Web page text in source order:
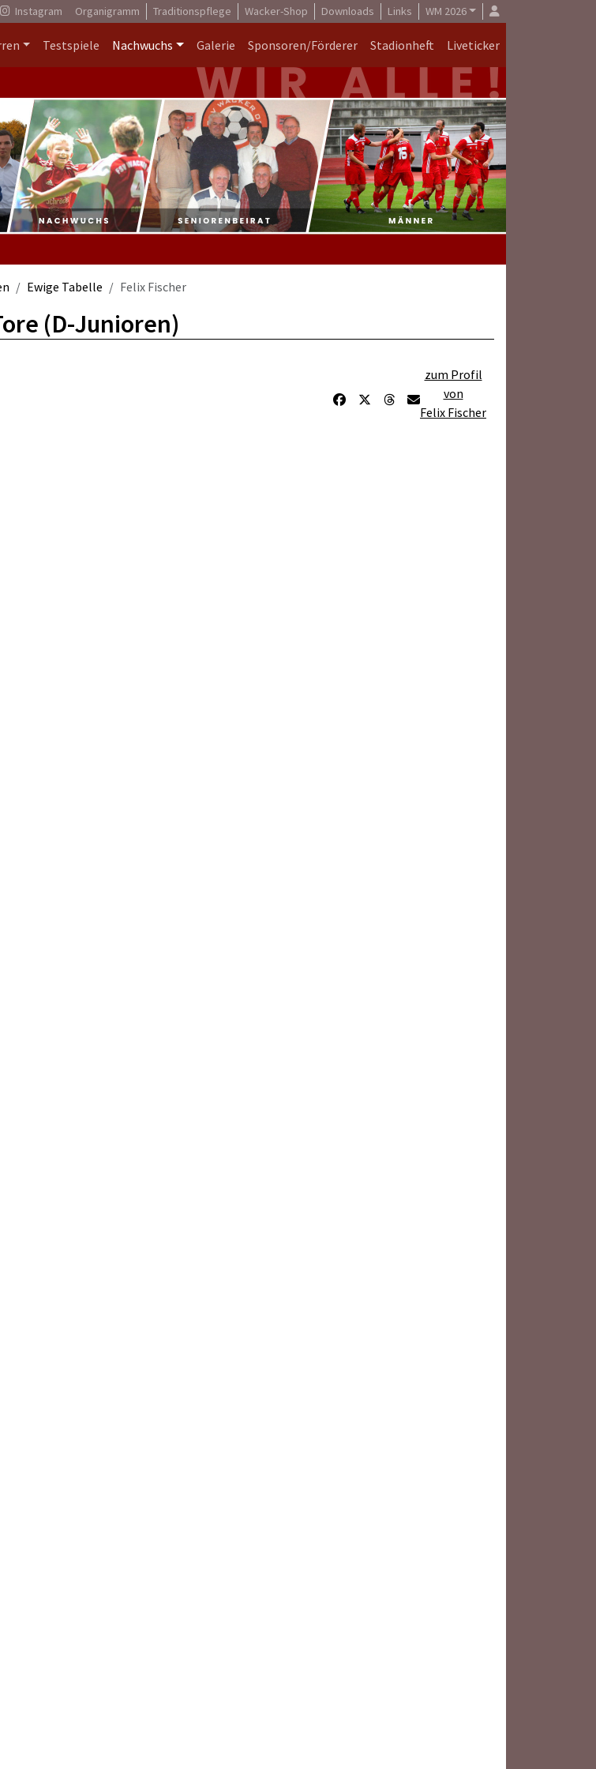
Instagram Organigramm Traditionspflege Wacker-Shop Downloads Links WM 2026
Testspiele Nachwuchs Galerie Sponsoren/Förderer Stadionheft Liveticker
Ewige Tabelle Felix Fischer
(D-Junioren)
zum Profil
von
Felix Fischer